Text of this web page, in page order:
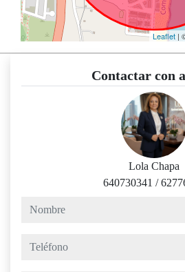
Leaflet |
Contactar con
Lola Chapa
640730341 /
nombre
teléfono